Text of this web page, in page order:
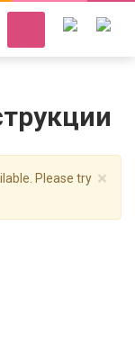
×
Please try